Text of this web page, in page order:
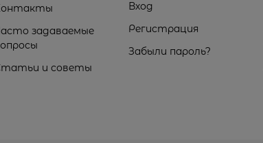
задаваемые
и советы
Вход
Регистрация
Забыли пароль?